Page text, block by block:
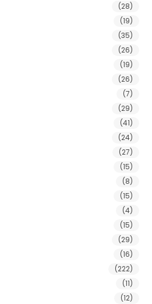
(28)
(19)
(35)
(26)
(19)
(26)
(7)
(29)
(41)
(24)
(27)
(15)
(8)
(15)
(4)
(15)
(29)
(16)
(222)
(11)
(12)